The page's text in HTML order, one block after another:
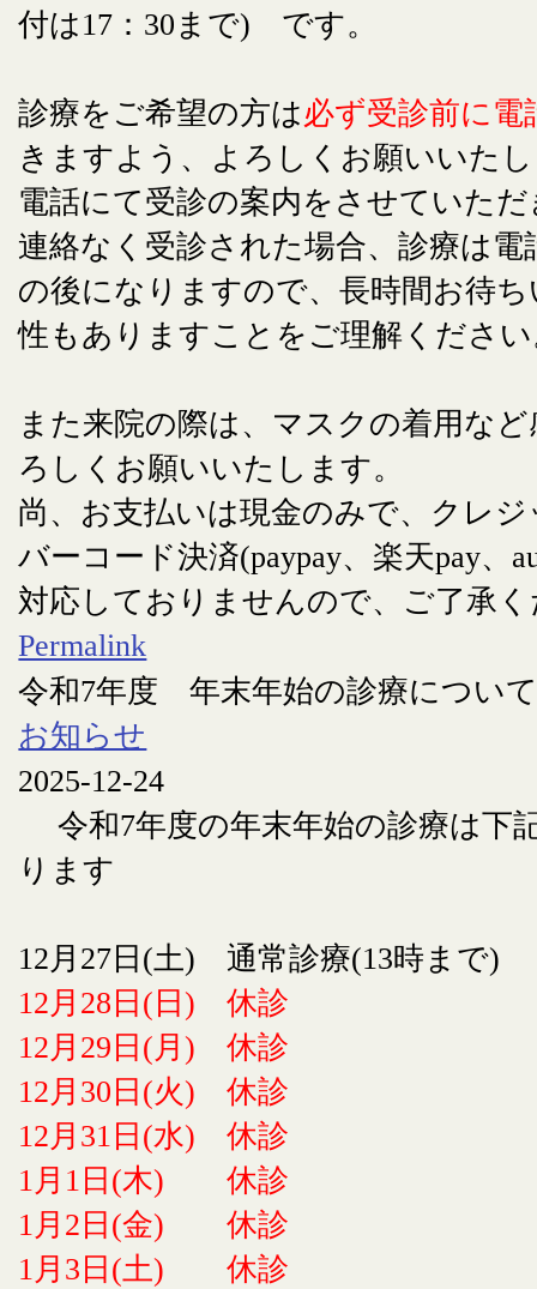
付は17：30まで) です。
診療をご希望の方は必ず受診前に電
きますよう、よろしくお願いいた
電話にて受診の案内をさせていた
連絡なく受診された場合、診療は電
の後になりますので、長時間お待
性もありますことをご理解くださ
また来院の際は、マスクの着用な
ろしくお願いいたします。
尚、お支払いは現金のみで、クレ
バーコード決済(paypay、楽天pay、
対応しておりませんので、ご了承
Permalink
令和7年度 年末年始の診療につい
お知らせ
2025-12-24
令和7年度の年末年始の診療は下
ります
12月27日(土) 通常診療(13時まで)
12月28日(日) 休診
12月29日(月) 休診
12月30日(火) 休診
12月31日(水) 休診
1月1日(木) 休診
1月2日(金) 休診
1月3日(土) 休診